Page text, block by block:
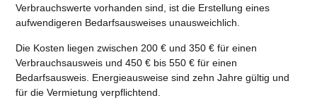
Verbrauchswerte vorhanden sind, ist die Erstellung eines
aufwendigeren Bedarfsausweises unausweichlich.
Die Kosten liegen zwischen 200 € und 350 € für einen
Verbrauchsausweis und 450 € bis 550 € für einen
Bedarfsausweis. Energieausweise sind zehn Jahre gültig und
für die Vermietung verpflichtend.